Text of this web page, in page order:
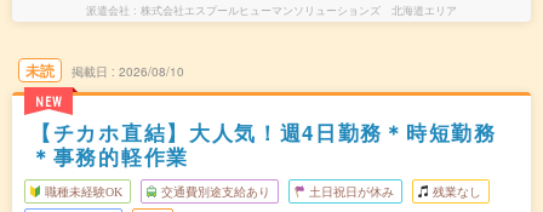
派遣会社 株式会社エスプールヒューマンソリューションズ 北海道エリア
未読
NEW
掲載日 2026/08/10
【チカホ直結】大人気！週4日勤務＊時短勤務
＊事務的軽作業
職種未経験OK 交通費別途支給あり 土日祝日が休み 残業なし